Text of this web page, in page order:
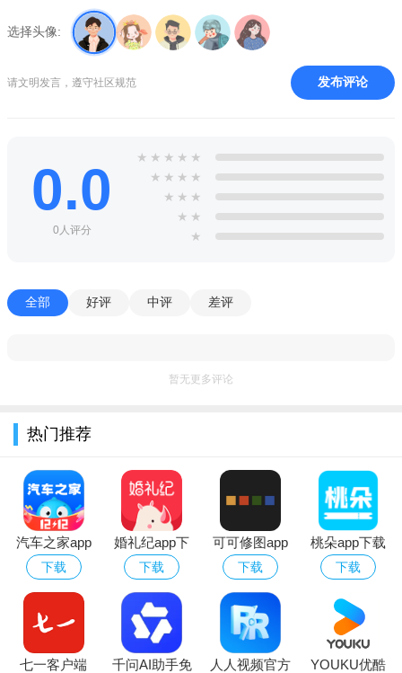
增加订单提醒音设置
支持手机号快捷登录
选择头像:
请文明发言，遵守社区规范 发布评论
0.0
0人评分
★ ★ ★ ★ ★
★ ★ ★ ★
★ ★ ★
★ ★
★
全部 好评 中评 差评
暂无更多评论
热门推荐
汽车之家app
官方版下载安
装
下载
婚礼纪app下
载2026最新版
下载
可可修图app
安卓官方手机
版
下载
桃朵app下载
2025官方版
下载
七一客户端
千问AI助手免
人人视频官方
YOUKU优酷